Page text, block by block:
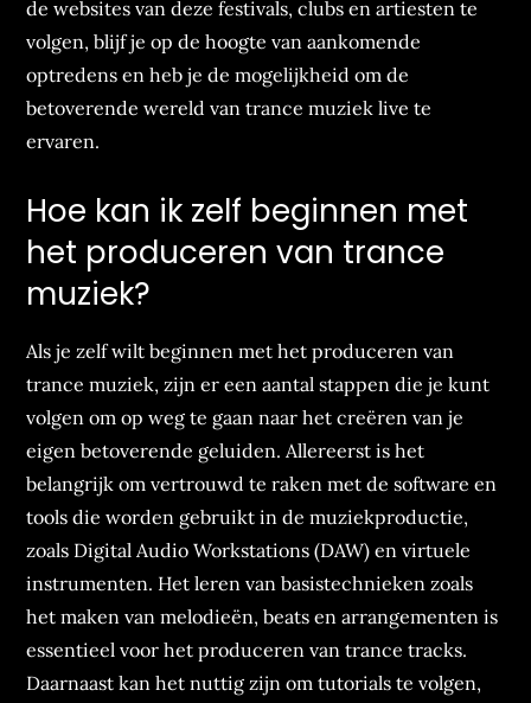
de websites van deze festivals, clubs en artiesten te
volgen, blijf je op de hoogte van aankomende
optredens en heb je de mogelijkheid om de
betoverende wereld van trance muziek live te
ervaren.
Hoe kan ik zelf beginnen met
het produceren van trance
muziek?
Als je zelf wilt beginnen met het produceren van
trance muziek, zijn er een aantal stappen die je kunt
volgen om op weg te gaan naar het creëren van je
eigen betoverende geluiden. Allereerst is het
belangrijk om vertrouwd te raken met de software en
tools die worden gebruikt in de muziekproductie,
zoals Digital Audio Workstations (DAW) en virtuele
instrumenten. Het leren van basistechnieken zoals
het maken van melodieën, beats en arrangementen is
essentieel voor het produceren van trance tracks.
Daarnaast kan het nuttig zijn om tutorials te volgen,